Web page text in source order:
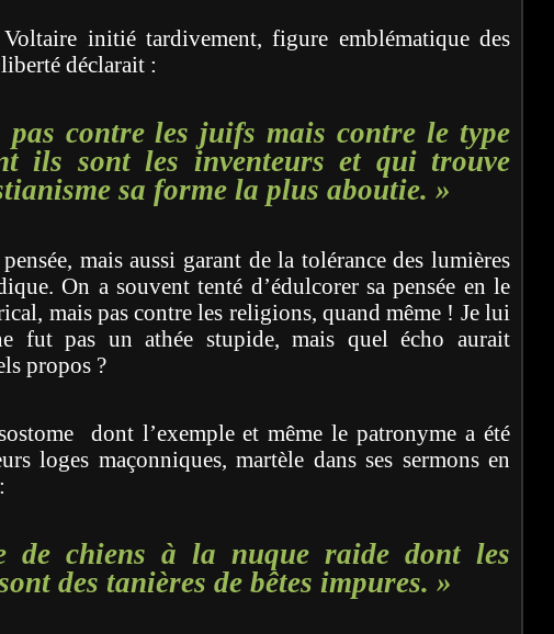
initié tardivement, figure emblématique des
déclarait :
pas contre les juifs mais contre le type
ils sont les inventeurs et qui trouve
sa forme la plus aboutie. »
mais aussi garant de la tolérance des lumières
On a souvent tenté d’édulcorer sa pensée en le
mais pas contre les religions, quand même ! Je lui
fut pas un athée stupide, mais quel écho aurait
propos ?
dont l’exemple et même le patronyme a été
loges maçonniques, martèle dans ses sermons en
de chiens à la nuque raide dont les
des tanières de bêtes impures. »